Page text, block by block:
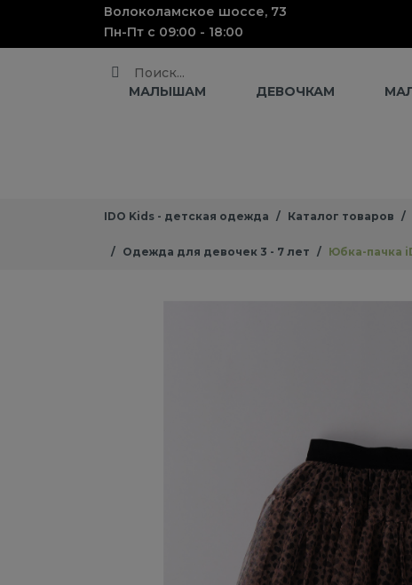
Волоколамское шоссе, 73
Пн-Пт с 09:00 - 18:00
Поиск
МАЛЫШАМ ДЕВОЧКАМ
IDO Kids - детская одежда Каталог товаров
Одежда для девочек 3 - 7 лет Юбка-пачка